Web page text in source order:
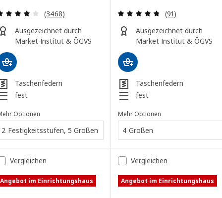
Überprüfung: 4 aus 5 sterne. Bewertungen
(3468)
Ausgezeichnet durch
Market Institut & ÖGVS
Taschenfedern
fest
Optionen
2 Festigkeitsstufen, 5 Größen
Überprüfung:
(91)
Ausgezeichnet durch
Market Institut & ÖGVS
Taschenfedern
fest
Mehr Optionen
4 Größen
Vergleichen
Angebot im Einrichtungshaus
Vergleichen
Angebot im Einrichtungshaus